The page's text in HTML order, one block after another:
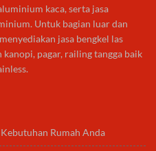
kaca, serta jasa
Untuk bagian luar dan
jasa bengkel las
pagar, railing tangga baik
Rumah Anda